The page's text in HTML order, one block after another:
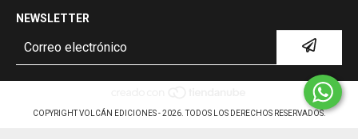
NEWSLETTER
COPYRIGHT VOLCÁN EDICIONES - 2026. TODOS LOS DERECHOS RESERVADOS.